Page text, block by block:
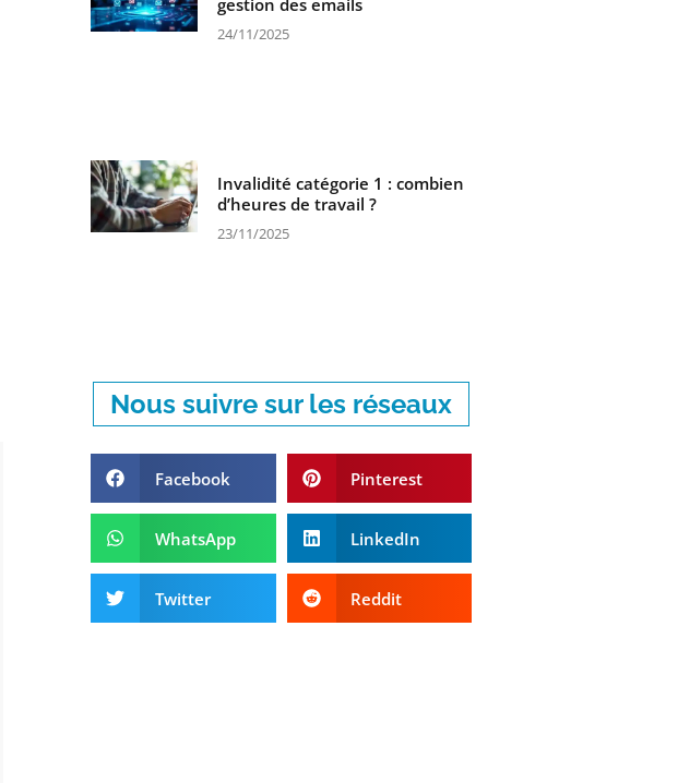
gestion des emails
24/11/2025
Invalidité catégorie 1 : combien
d’heures de travail ?
23/11/2025
Nous suivre sur les réseaux
Facebook Pinterest
WhatsApp LinkedIn
Twitter Reddit